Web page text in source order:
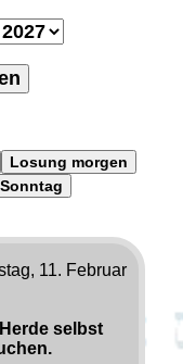
Losung morgen
11. Februar
selbst